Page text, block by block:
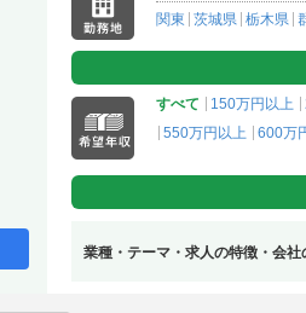
関東 茨城県 栃木県
すべて 150万円以上
550万円以上
600万
業種・テーマ・求人の特徴・会社